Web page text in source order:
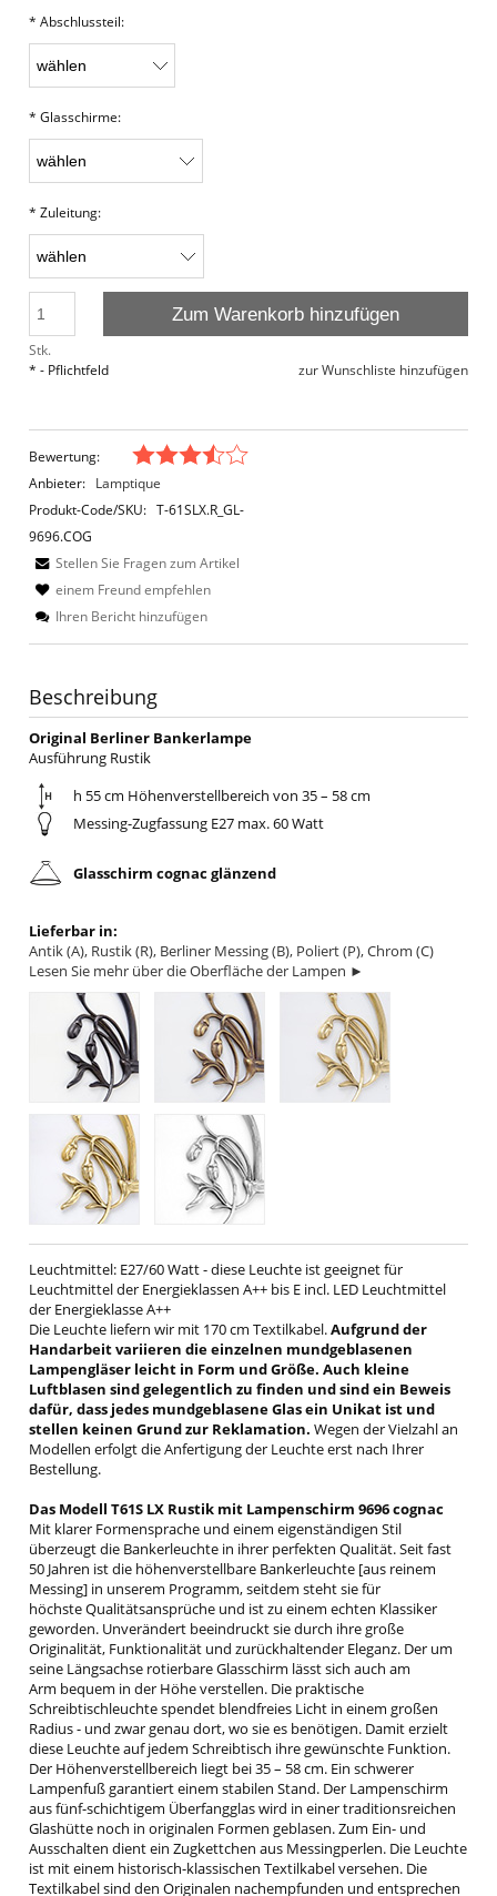
* Abschlussteil:
* Glasschirme:
* Zuleitung:
Stk.
Zum Warenkorb hinzufügen
zur Wunschliste hinzufügen
* - Pflichtfeld
Bewertung:
Anbieter: Lamptique
Produkt-Code/SKU: T-61SLX.R_GL-
9696.COG
Stellen Sie Fragen zum Artikel
einem Freund empfehlen
Ihren Bericht hinzufügen
Beschreibung
Original Berliner Bankerlampe
Ausführung Rustik
h 55 cm Höhenverstellbereich von 35 – 58 cm
Messing-Zugfassung E27 max. 60 Watt
Glasschirm cognac glänzend
Lieferbar in:
Antik (A), Rustik (R), Berliner Messing (B), Poliert (P), Chrom (C)
Lesen Sie mehr über die Oberfläche der Lampen ►
Leuchtmittel: E27/60 Watt - diese Leuchte ist geeignet für
Leuchtmittel der Energieklassen A++ bis E incl. LED Leuchtmittel
der Energieklasse A++
Die Leuchte liefern wir mit 170 cm Textilkabel.Aufgrund der
Handarbeit variieren die einzelnen mundgeblasenen
Lampengläser leicht in Form und Größe. Auch kleine
Luftblasen sind gelegentlich zu finden und sind ein Beweis
dafür, dass jedes mundgeblasene Glas ein Unikat ist und
stellen keinen Grund zur Reklamation. Wegen der Vielzahl an
Modellen erfolgt die Anfertigung der Leuchte erst nach Ihrer
Bestellung.
Das Modell T61S LX Rustik mit Lampenschirm 9696 cognac
Mit klarer Formensprache und einem eigenständigen Stil
überzeugt die Bankerleuchte in ihrer perfekten Qualität. Seit fast
50 Jahren ist die höhenverstellbare Bankerleuchte [aus reinem
Messing] in unserem Programm, seitdem steht sie für
höchste Qualitätsansprüche und ist zu einem echten Klassiker
geworden. Unverändert beeindruckt sie durch ihre große
Originalität, Funktionalität und zurückhaltender Eleganz. Der um
seine Längsachse rotierbare Glasschirm lässt sich auch am
Arm bequem in der Höhe verstellen. Die praktische
Schreibtischleuchte spendet blendfreies Licht in einem großen
Radius - und zwar genau dort, wo sie es benötigen. Damit erzielt
diese Leuchte auf jedem Schreibtisch ihre gewünschte Funktion.
Der Höhenverstellbereich liegt bei 35 – 58 cm. Ein schwerer
Lampenfuß garantiert einem stabilen Stand. Der Lampenschirm
aus fünf-schichtigem Überfangglas wird in einer traditionsreichen
Glashütte noch in originalen Formen geblasen. Zum Ein- und
Ausschalten dient ein Zugkettchen aus Messingperlen. Die Leuchte
ist mit einem historisch-klassischen Textilkabel versehen. Die
Textilkabel sind den Originalen nachempfunden und entsprechen